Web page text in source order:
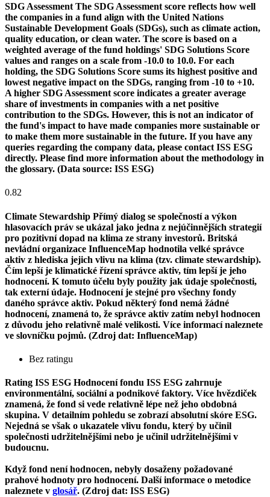
SDG Assessment The SDG Assessment score reflects how well
the companies in a fund align with the United Nations
Sustainable Development Goals (SDGs), such as climate action,
quality education, or clean water. The score is based on a
weighted average of the fund holdings' SDG Solutions Score
values and ranges on a scale from -10.0 to 10.0. For each
holding, the SDG Solutions Score sums its highest positive and
lowest negative impact on the SDGs, ranging from -10 to +10.
A higher SDG Assessment score indicates a greater average
share of investments in companies with a net positive
contribution to the SDGs. However, this is not an indicator of
the fund's impact to have made companies more sustainable or
to make them more sustainable in the future. If you have any
queries regarding the company data, please contact ISS ESG
directly. Please find more information about the methodology in
the glossary. (Data source: ISS ESG)
0.82
Climate Stewardship Přímý dialog se společností a výkon
hlasovacích práv se ukázal jako jedna z nejúčinnějších strategií
pro pozitivní dopad na klima ze strany investorů. Britská
nevládní organizace InfluenceMap hodnotila velké správce
aktiv z hlediska jejich vlivu na klima (tzv. climate stewardship).
Čím lepší je klimatické řízení správce aktiv, tím lepší je jeho
hodnocení. K tomuto účelu byly použity jak údaje společnosti,
tak externí údaje. Hodnocení je stejné pro všechny fondy
daného správce aktiv. Pokud některý fond nemá žádné
hodnocení, znamená to, že správce aktiv zatím nebyl hodnocen
z důvodu jeho relativně malé velikosti. Více informací naleznete
ve slovníčku pojmů. (Zdroj dat: InfluenceMap)
Bez ratingu
Rating ISS ESG Hodnocení fondu ISS ESG zahrnuje
environmentální, sociální a podnikové faktory. Více hvězdiček
znamená, že fond si vede relativně lépe než jeho obdobná
skupina. V detailním pohledu se zobrazí absolutní skóre ESG.
Nejedná se však o ukazatele vlivu fondu, který by učinil
společnosti udržitelnějšími nebo je učinil udržitelnějšími v
budoucnu.
Když fond není hodnocen, nebyly dosaženy požadované
prahové hodnoty pro hodnocení. Další informace o metodice
naleznete v glosář. (Zdroj dat: ISS ESG)